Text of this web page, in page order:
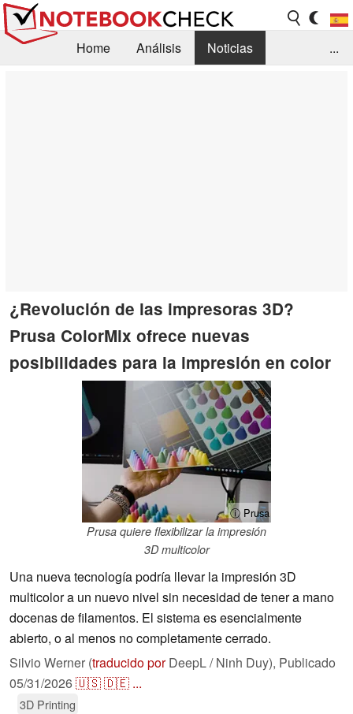
Home Análisis
Noticias
...
¿Revolución de las impresoras 3D?
Prusa ColorMix ofrece nuevas
posibilidades para la impresión en color
ⓘ Prusa
Prusa quiere flexibilizar la impresión
3D multicolor
Una nueva tecnología podría llevar la impresión 3D
multicolor a un nuevo nivel sin necesidad de tener a mano
docenas de filamentos. El sistema es esencialmente
abierto, o al menos no completamente cerrado.
Silvio Werner (traducido porDeepL / Ninh Duy), Publicado
05/31/2026🇺🇸🇩🇪 ...
3D Printing